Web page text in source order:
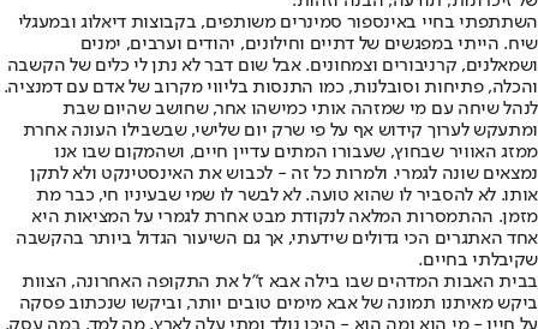
השתתפתי בחיי באינספור סמינרים משותפים, בקבוצות דיאלוג ובמעגלי
שיח. הייתי במפגשים של דתיים וחילונים, יהודים וערבים, ימנים
ושמאלנים, קרניבורים וצמחונים. אבל שום דבר לא נתן לי כלים של הקשבה
והכלה, פתיחות וסובלנות, כמו התנסות בליווי מקרוב של אדם עם דמנציה.
לנהל שיחה עם מי שמזהה אותי כמישהו אחר, שחושב שהיום שבת
ומתעקש לערוך קידוש אף על פי שרק יום שלישי, שבשבילו העונה אחרת
ממזג האוויר שבחוץ, שעבורו המתים עדיין חיים, ושהמקום שבו אנו
נמצאים שונה לגמרי. ולמרות כל זה - לכבוש את האינסטינקט ולא לתקן
אותו. לא להסביר לו שהוא טועה. לא לבשר לו שמי שבעיניו חי, כבר מת
מזמן. ההתמסרות המלאה לנקודת מבט אחרת לגמרי על המציאות היא
אחד האתגרים הכי גדולים שידעתי, אך גם השיעור הגדול ביותר בהקשבה
שקיבלתי בחיים.
בבית האבות המדהים שבו בילה אבא ז"ל את התקופה האחרונה, הצוות
ביקש מאיתנו תמונה של אבא מימים טובים יותר, וביקשו שנכתוב פסקה